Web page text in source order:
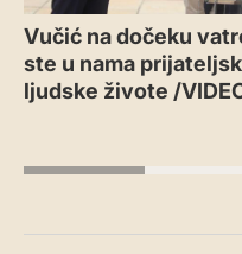
Vučić na dočeku
ste u nama
ljudske živote /